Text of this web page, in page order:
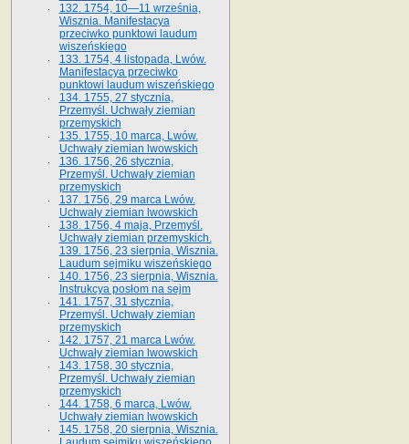
132. 1754, 10—11 września,
Wisznia. Manifestacya
przeciwko punktowi laudum
wiszeńskiego
133. 1754, 4 listopada, Lwów.
Manifestacya przeciwko
punktowi laudum wiszeńskiego
134. 1755, 27 stycznia,
Przemyśl. Uchwały ziemian
przemyskich
135. 1755, 10 marca, Lwów.
Uchwały ziemian lwowskich
136. 1756, 26 stycznia,
Przemyśl. Uchwały ziemian
przemyskich
137. 1756, 29 marca Lwów.
Uchwały ziemian lwowskich
138. 1756, 4 maja, Przemyśl.
Uchwały ziemian przemyskich.
139. 1756, 23 sierpnia, Wisznia.
Laudum sejmiku wiszeńskiego
140. 1756, 23 sierpnia, Wisznia.
Instrukcya posłom na sejm
141. 1757, 31 stycznia,
Przemyśl. Uchwały ziemian
przemyskich
142. 1757, 21 marca Lwów.
Uchwały ziemian lwowskich
143. 1758, 30 stycznia,
Przemyśl. Uchwały ziemian
przemyskich
144. 1758, 6 marca, Lwów.
Uchwały ziemian lwowskich
145. 1758, 20 sierpnia, Wisznia.